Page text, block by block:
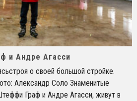
и Андре Агасси
о своей большой стройке.
Александр Соло Знаменитые
Граф и Андре Агасси, живут в